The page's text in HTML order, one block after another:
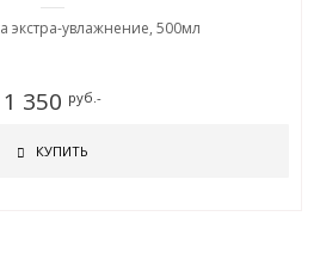
экстра-увлажнение, 500мл
1 350 руб.-
КУПИТЬ